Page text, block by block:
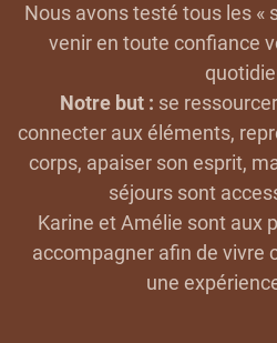
À PROPOS
Nous
Nous avons testé tous les «
venir en toute confiance
Notre but : se
connecter aux éléments,
corps, apaiser son esprit,
séjours sont
Karine et Amélie sont aux
accompagner afin de vivre
une